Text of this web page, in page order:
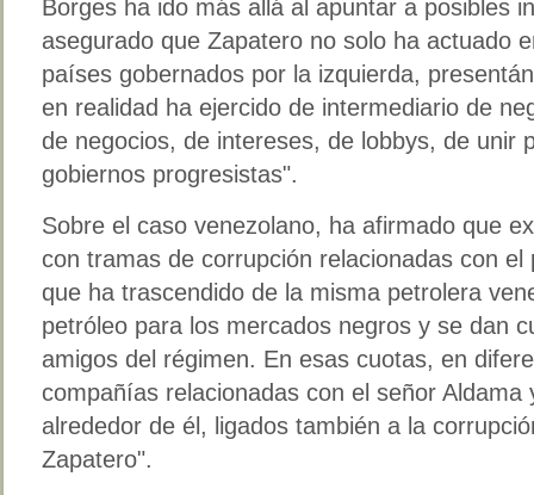
Borges ha ido más allá al apuntar a posibles
asegurado que Zapatero no solo ha actuado
países gobernados por la izquierda,
en realidad ha ejercido de intermediario de
de negocios, de intereses, de lobbys, de unir
gobiernos progresistas".
Sobre el caso venezolano, ha afirmado que
con tramas de corrupción relacionadas con
que ha trascendido de la misma petrolera
petróleo para los mercados negros y se dan
amigos del régimen. En esas cuotas, en
compañías relacionadas con el señor
alrededor de él, ligados también a la
Zapatero".